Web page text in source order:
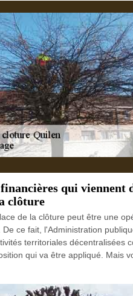
financières qui
clôture
de la clôture peut être une
De ce fait, l'Administration
territoriales décentralisées
qui va être appliqué. Mais